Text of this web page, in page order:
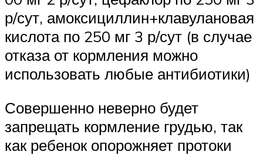
р/сут, амоксициллин+клавулановая
кислота по 250 мг 3 р/сут (в случае
отказа от кормления можно
использовать любые антибиотики)
Совершенно неверно будет
запрещать кормление грудью, так
как ребенок опорожняет протоки